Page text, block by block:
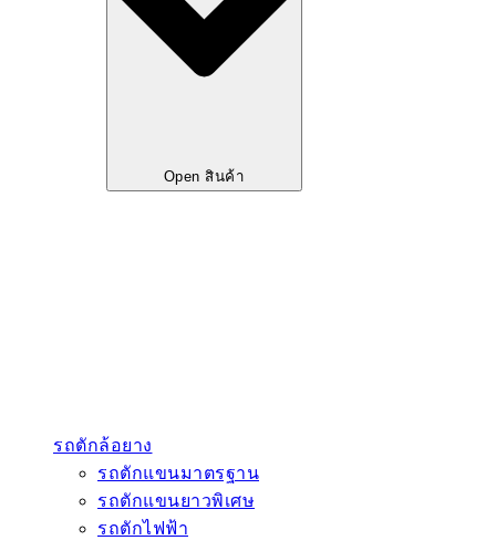
Open สินค้า
รถตักล้อยาง
รถตักแขนมาตรฐาน
รถตักแขนยาวพิเศษ
รถตักไฟฟ้า